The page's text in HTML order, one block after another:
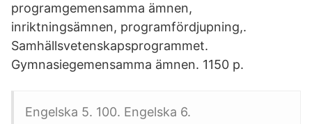
programgemensamma ämnen,
inriktningsämnen, programfördjupning,.
Samhällsvetenskapsprogrammet.
Gymnasiegemensamma ämnen. 1150 p.
Engelska 5. 100. Engelska 6.